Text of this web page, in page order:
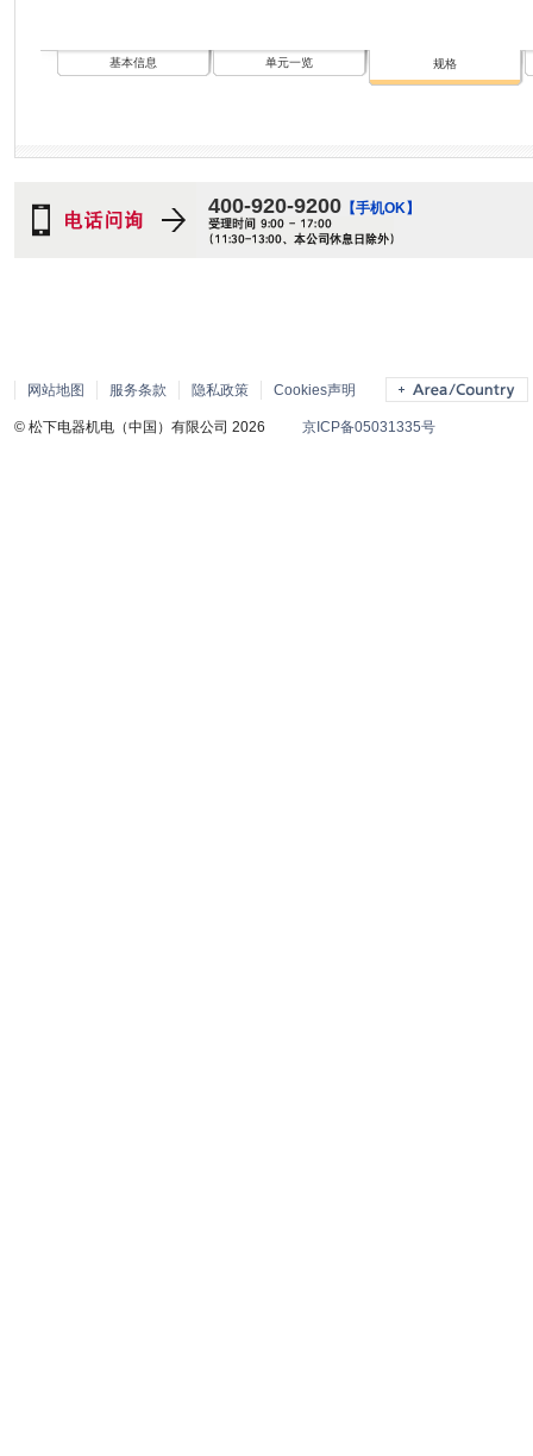
基本信息 单元一览 规格
400-920-9200 【手机OK】
网站地图 服务条款 隐私政策 Cookies声明
© 松下电器机电（中国）有限公司 2026 京ICP备05031335号